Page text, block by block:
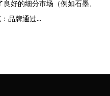
好的细分市场（例如石墨、
品牌通过...